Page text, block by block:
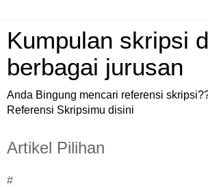
Kumpulan skripsi
berbagai jurusan
Anda Bingung mencari referensi
Referensi Skripsimu disini
Artikel Pilihan
#